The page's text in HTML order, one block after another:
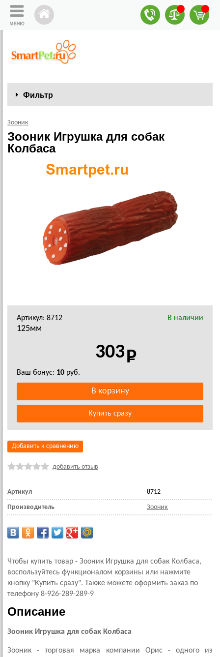
Фильтр
Зооник
Зооник Игрушка для собак
Колбаса
Артикул: 8712 В наличии
125мм
303
Ваш бонус: 10 руб.
Добавить к сравнению
добавить отзыв
Артикул 8712
Производитель Зооник
Чтобы купить товар - Зооник Игрушка для собак Колбаса,
воспользуйтесь функционалом корзины или нажмите
кнопку "Купить сразу". Также можете оформить заказ по
телефону 8-926-289-289-9
Описание
Зооник Игрушка для собак Колбаса
Зооник - торговая марка компании Орис - одного из